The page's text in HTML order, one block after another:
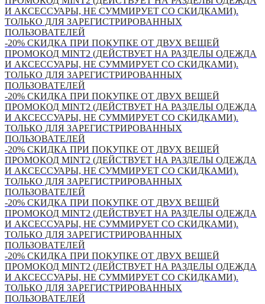
И АКСЕССУАРЫ, НЕ СУММИРУЕТ СО СКИДКАМИ).
ТОЛЬКО ДЛЯ ЗАРЕГИСТРИРОВАННЫХ
ПОЛЬЗОВАТЕЛЕЙ
-20% СКИДКА ПРИ ПОКУПКЕ ОТ ДВУХ ВЕЩЕЙ
ПРОМОКОД MINT2 (ДЕЙСТВУЕТ НА РАЗДЕЛЫ ОДЕЖДА
И АКСЕССУАРЫ, НЕ СУММИРУЕТ СО СКИДКАМИ).
ТОЛЬКО ДЛЯ ЗАРЕГИСТРИРОВАННЫХ
ПОЛЬЗОВАТЕЛЕЙ
-20% СКИДКА ПРИ ПОКУПКЕ ОТ ДВУХ ВЕЩЕЙ
ПРОМОКОД MINT2 (ДЕЙСТВУЕТ НА РАЗДЕЛЫ ОДЕЖДА
И АКСЕССУАРЫ, НЕ СУММИРУЕТ СО СКИДКАМИ).
ТОЛЬКО ДЛЯ ЗАРЕГИСТРИРОВАННЫХ
ПОЛЬЗОВАТЕЛЕЙ
-20% СКИДКА ПРИ ПОКУПКЕ ОТ ДВУХ ВЕЩЕЙ
ПРОМОКОД MINT2 (ДЕЙСТВУЕТ НА РАЗДЕЛЫ ОДЕЖДА
И АКСЕССУАРЫ, НЕ СУММИРУЕТ СО СКИДКАМИ).
ТОЛЬКО ДЛЯ ЗАРЕГИСТРИРОВАННЫХ
ПОЛЬЗОВАТЕЛЕЙ
-20% СКИДКА ПРИ ПОКУПКЕ ОТ ДВУХ ВЕЩЕЙ
ПРОМОКОД MINT2 (ДЕЙСТВУЕТ НА РАЗДЕЛЫ ОДЕЖДА
И АКСЕССУАРЫ, НЕ СУММИРУЕТ СО СКИДКАМИ).
ТОЛЬКО ДЛЯ ЗАРЕГИСТРИРОВАННЫХ
ПОЛЬЗОВАТЕЛЕЙ
-20% СКИДКА ПРИ ПОКУПКЕ ОТ ДВУХ ВЕЩЕЙ
ПРОМОКОД MINT2 (ДЕЙСТВУЕТ НА РАЗДЕЛЫ ОДЕЖДА
И АКСЕССУАРЫ, НЕ СУММИРУЕТ СО СКИДКАМИ).
ТОЛЬКО ДЛЯ ЗАРЕГИСТРИРОВАННЫХ
ПОЛЬЗОВАТЕЛЕЙ